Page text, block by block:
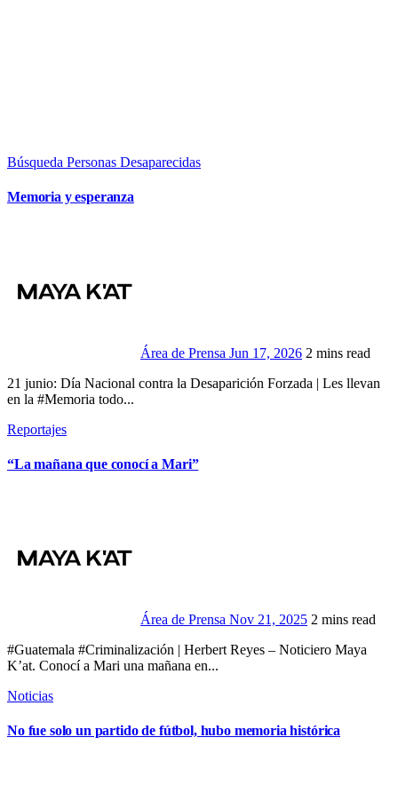
Búsqueda Personas Desaparecidas
Memoria y esperanza
Área de Prensa Jun 17, 2026 2 mins read
21 junio: Día Nacional contra la Desaparición Forzada | Les llevan
en la #Memoria todo...
Reportajes
“La mañana que conocí a Mari”
Área de Prensa Nov 21, 2025 2 mins read
#Guatemala #Criminalización | Herbert Reyes – Noticiero Maya
K’at. Conocí a Mari una mañana en...
Noticias
No fue solo un partido de fútbol, hubo memoria histórica